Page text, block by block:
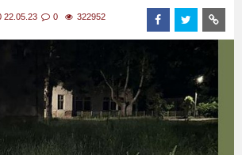
22.05.23 0 322952